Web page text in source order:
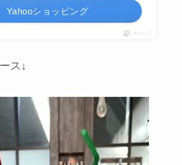
Yahooショッピング
ポチップ
ス↓